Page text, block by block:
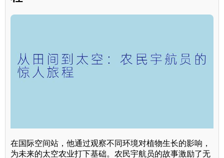
在国际空间站，他通过观察不同环境对植物生长的影响，
为未来的太空农业打下基础。农民宇航员的故事激励了无